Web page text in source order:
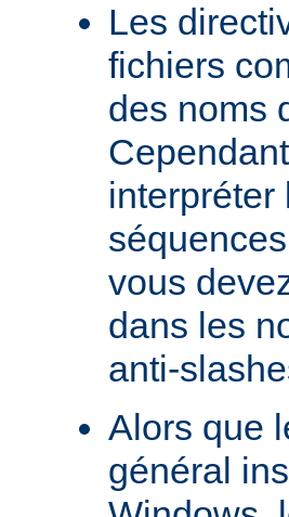
Les
fichiers
des noms
interpréter
vous
dans les
anti-
Alors que
général